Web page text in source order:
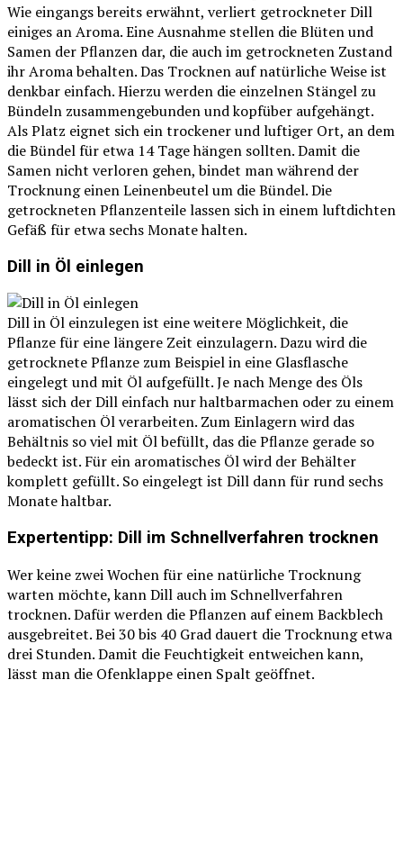
Wie eingangs bereits erwähnt, verliert getrockneter Dill
einiges an Aroma. Eine Ausnahme stellen die Blüten und
Samen der Pflanzen dar, die auch im getrockneten Zustand
ihr Aroma behalten. Das Trocknen auf natürliche Weise ist
denkbar einfach. Hierzu werden die einzelnen Stängel zu
Bündeln zusammengebunden und kopfüber aufgehängt.
Als Platz eignet sich ein trockener und luftiger Ort, an dem
die Bündel für etwa 14 Tage hängen sollten. Damit die
Samen nicht verloren gehen, bindet man während der
Trocknung einen Leinenbeutel um die Bündel. Die
getrockneten Pflanzenteile lassen sich in einem luftdichten
Gefäß für etwa sechs Monate halten.
Dill in Öl einlegen
Dill in Öl einzulegen ist eine weitere Möglichkeit, die
Pflanze für eine längere Zeit einzulagern. Dazu wird die
getrocknete Pflanze zum Beispiel in eine Glasflasche
eingelegt und mit Öl aufgefüllt. Je nach Menge des Öls
lässt sich der Dill einfach nur haltbarmachen oder zu einem
aromatischen Öl verarbeiten. Zum Einlagern wird das
Behältnis so viel mit Öl befüllt, das die Pflanze gerade so
bedeckt ist. Für ein aromatisches Öl wird der Behälter
komplett gefüllt. So eingelegt ist Dill dann für rund sechs
Monate haltbar.
Expertentipp: Dill im Schnellverfahren trocknen
Wer keine zwei Wochen für eine natürliche Trocknung
warten möchte, kann Dill auch im Schnellverfahren
trocknen. Dafür werden die Pflanzen auf einem Backblech
ausgebreitet. Bei 30 bis 40 Grad dauert die Trocknung etwa
drei Stunden. Damit die Feuchtigkeit entweichen kann,
lässt man die Ofenklappe einen Spalt geöffnet.